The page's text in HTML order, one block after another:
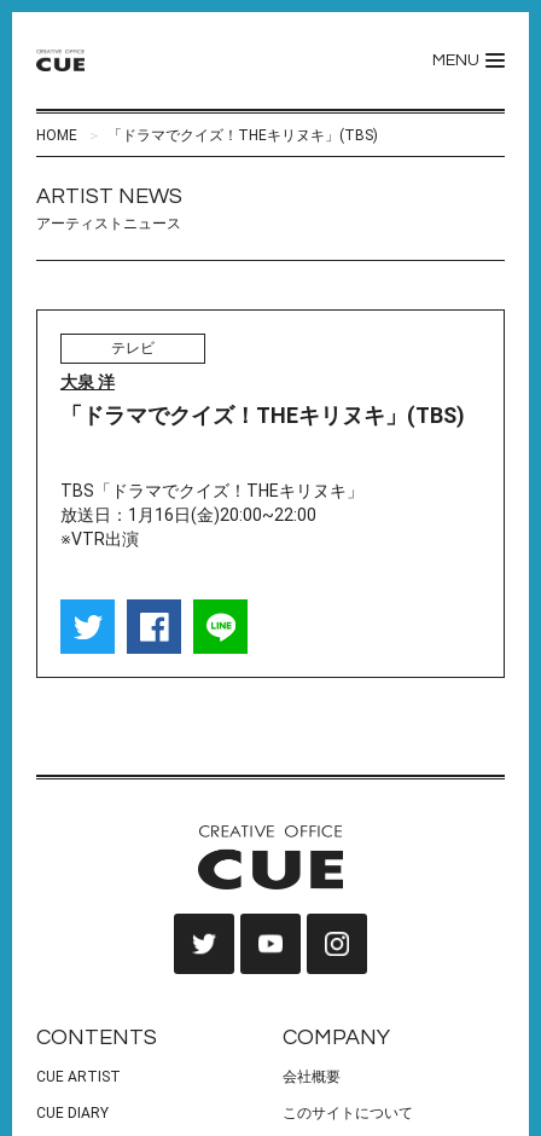
MENU
HOME 「ドラマでクイズ！THEキリヌキ」(TBS)
ARTIST NEWS
アーティストニュース
テレビ
大泉 洋
「ドラマでクイズ！THEキリヌキ」(TBS)
TBS「ドラマでクイズ！THEキリヌキ」
放送日：1月16日(金)20:00~22:00
※VTR出演
CONTENTS
CUE ARTIST
CUE DIARY
COMPANY
会社概要
このサイトについて